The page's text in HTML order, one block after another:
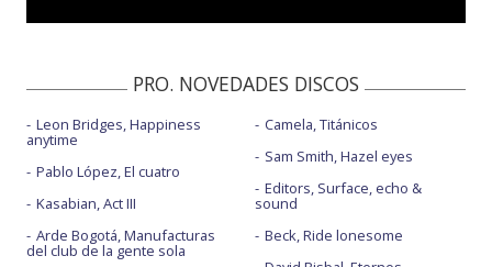
PRO. NOVEDADES DISCOS
Leon Bridges, Happiness
anytime
Pablo López, El cuatro
Kasabian, Act III
Arde Bogotá, Manufacturas
del club de la gente sola
Camela, Titánicos
Sam Smith, Hazel eyes
Editors, Surface, echo &
sound
Beck, Ride lonesome